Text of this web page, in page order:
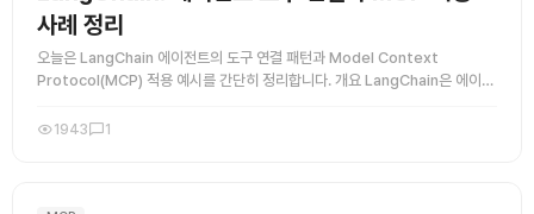
사례 정리
오늘은 LangChain 에이전트의 도구 연결 패턴과 Model Context
Protocol(MCP) 적용 예시를 간단히 정리합니다. 개요 LangChain은 에이전
1943 1